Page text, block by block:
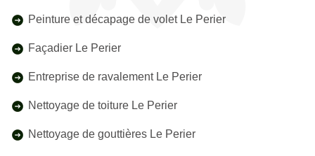
Peinture et décapage de volet Le Perier
Façadier Le Perier
Entreprise de ravalement Le Perier
Nettoyage de toiture Le Perier
Nettoyage de gouttières Le Perier